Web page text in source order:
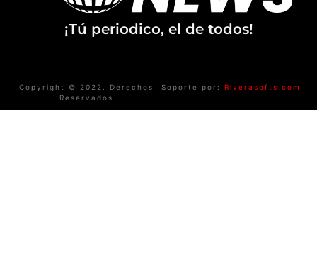
¡Tú periodico, el de todos!
Copyright © 2022. Derechos
Reservados
Soporte por: Riverasofts.com